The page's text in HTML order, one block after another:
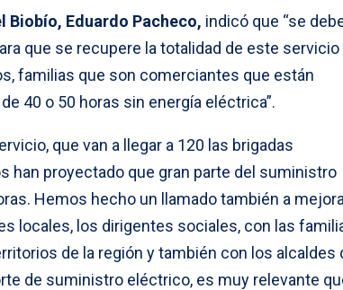
Eduardo Pacheco, indicó que “se
que se recupere la totalidad de este servicio
familias que son comerciantes que están
40 o 50 horas sin energía eléctrica”.
que van a llegar a 120 las brigadas
han proyectado que gran parte del suministro
Hemos hecho un llamado también a
locales, los dirigentes sociales, con las
de la región y también con los alcaldes
de suministro eléctrico, es muy relevante